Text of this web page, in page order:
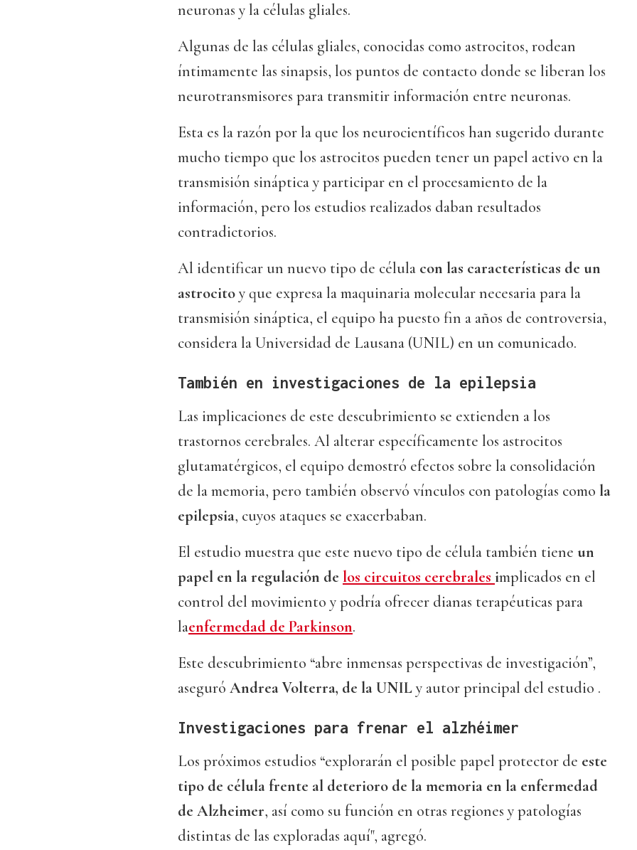
neuronas y la células gliales.
Algunas de las células gliales, conocidas como astrocitos, rodean
íntimamente las sinapsis, los puntos de contacto donde se liberan los
neurotransmisores para transmitir información entre neuronas.
Esta es la razón por la que los neurocientíficos han sugerido durante
mucho tiempo que los astrocitos pueden tener un papel activo en la
transmisión sináptica y participar en el procesamiento de la
información, pero los estudios realizados daban resultados
contradictorios.
Al identificar un nuevo tipo de célula con las características de un
astrocitoy que expresa la maquinaria molecular necesaria para la
transmisión sináptica, el equipo ha puesto fin a años de controversia,
considera la Universidad de Lausana (UNIL) en un comunicado.
También en investigaciones de la epilepsia
Las implicaciones de este descubrimiento se extienden a los
trastornos cerebrales. Al alterar específicamente los astrocitos
glutamatérgicos, el equipo demostró efectos sobre la consolidación
de la memoria, pero también observó vínculos con patologías como la
epilepsia, cuyos ataques se exacerbaban.
El estudio muestra que este nuevo tipo de célula también tiene un
papel en la regulación de los circuitos cerebrales implicados en el
control del movimiento y podría ofrecer dianas terapéuticas para
laenfermedad de Parkinson.
Este descubrimiento “abre inmensas perspectivas de investigación”,
aseguró Andrea Volterra, de la UNILy autor principal del estudio .
Investigaciones para frenar el alzhéimer
Los próximos estudios “explorarán el posible papel protector de este
tipo de célula frente al deterioro de la memoria en la enfermedad
de Alzheimer, así como su función en otras regiones y patologías
distintas de las exploradas aquí", agregó.